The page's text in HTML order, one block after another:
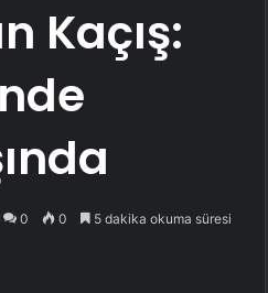
Kaçış:
0 0 5 dakika okuma süresi